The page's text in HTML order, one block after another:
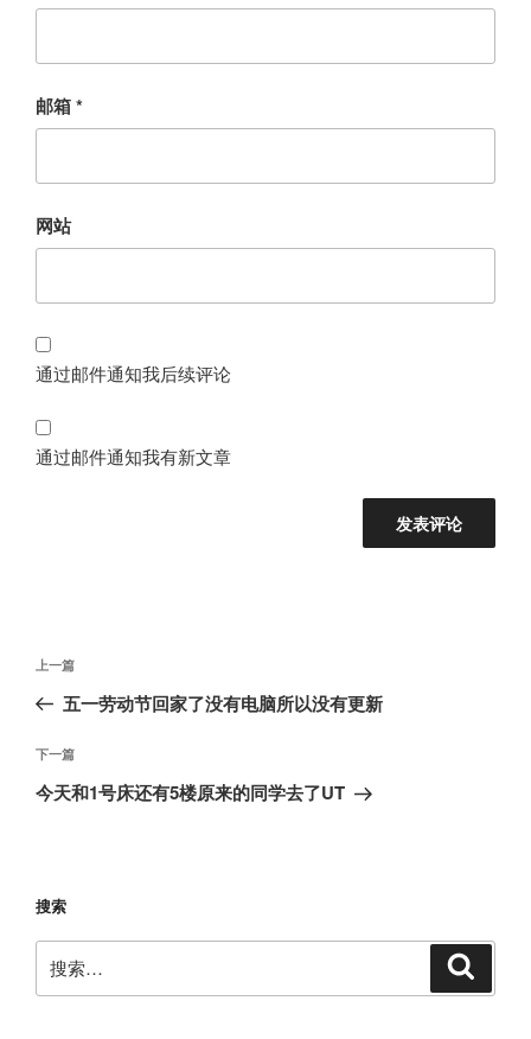
邮箱*
网站
通过邮件通知我后续评论
通过邮件通知我有新文章
文
导
航
上
一
文
章
上一篇
五一劳动节回家了没有电脑所以没有更新
下
一
下一篇
今天和1号床还有5楼原来的同学去了UT
搜索
索：